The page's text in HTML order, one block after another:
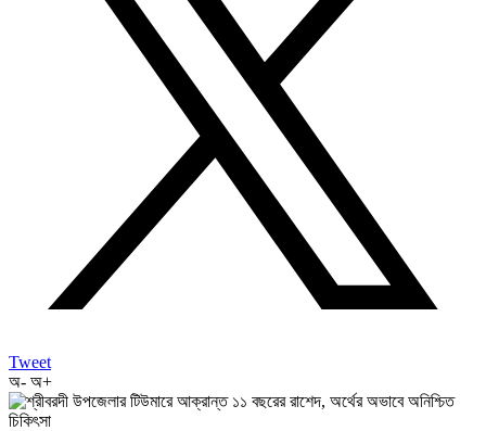
Tweet
অ- অ+